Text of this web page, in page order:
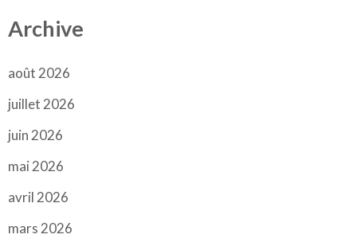
Archive
août 2026
juillet 2026
juin 2026
mai 2026
avril 2026
mars 2026